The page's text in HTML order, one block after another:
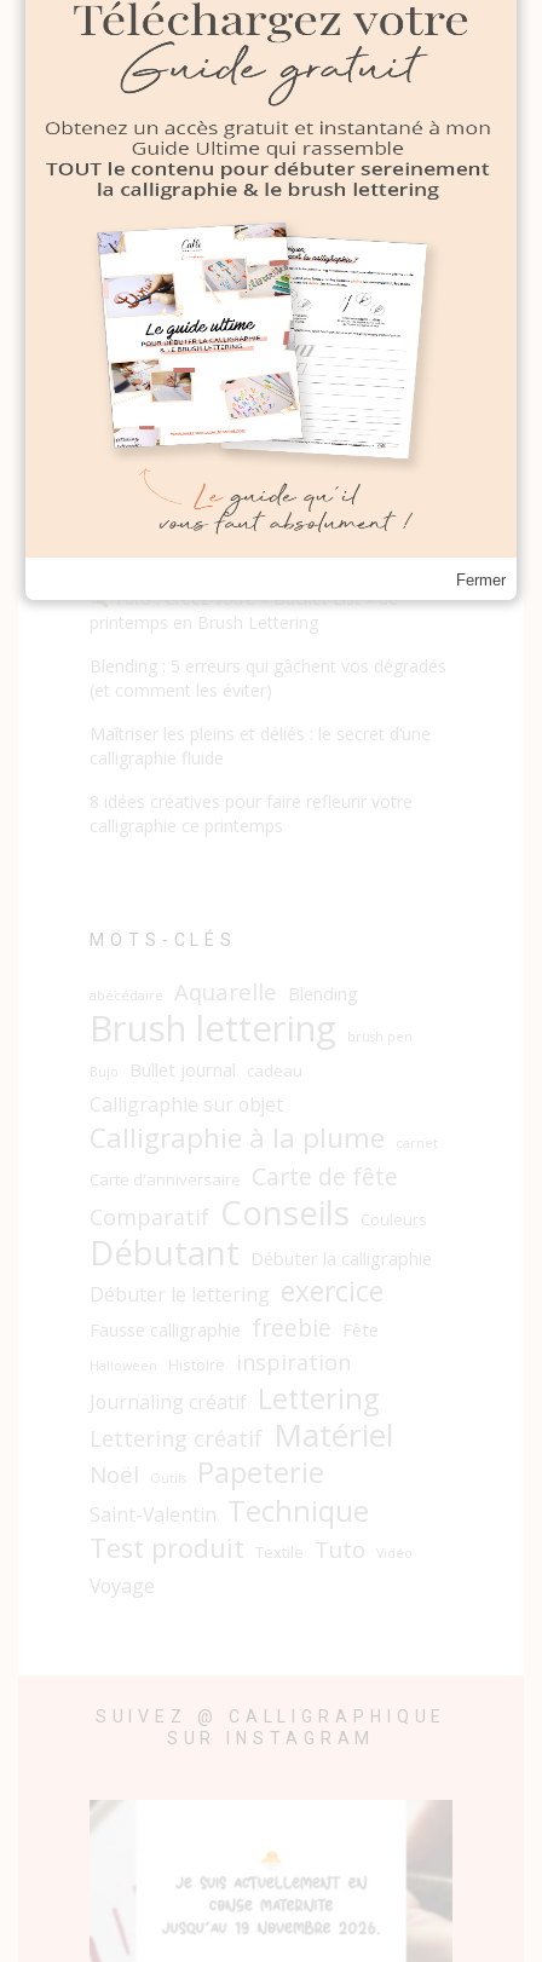
DERNIERS ARTICLES
3 schémas de composition simples pour
sublimer vos citations calligraphiées
Tuto : Créez votre « Bucket List » de
printemps en Brush Lettering
Blending : 5 erreurs qui gâchent vos dégradés
(et comment les éviter)
Maîtriser les pleins et déliés : le secret d’une
calligraphie fluide
8 idées créatives pour faire refleurir votre
calligraphie ce printemps
MOTS-CLÉS
abécédaire Aquarelle Blending
Brush lettering brush pen
Bujo Bullet journal cadeau
Calligraphie sur objet
Calligraphie à la plume carnet
Carte d'anniversaire Carte de fête
Comparatif Conseils Couleurs
Débutant Débuter la calligraphie
Débuter le lettering exercice
Fausse calligraphie freebie Fête
Halloween Histoire inspiration
Journaling créatif Lettering
Lettering créatif Matériel
Noël Outils Papeterie
Saint-Valentin Technique
Test produit Textile Tuto Vidéo
Voyage
SUIVEZ @ CALLIGRAPHIQUE
SUR INSTAGRAM
Fermer